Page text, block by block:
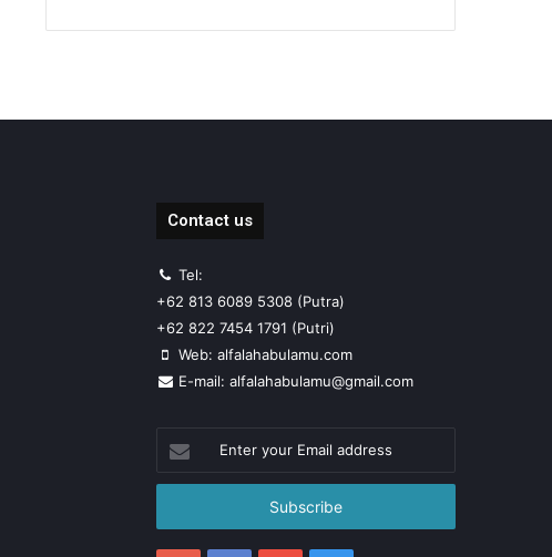
Contact us
Tel:
+62 813 6089 5308 (Putra)
+62 822 7454 1791 (Putri)
Web: alfalahabulamu.com
E-mail: alfalahabulamu@gmail.com
your
Email